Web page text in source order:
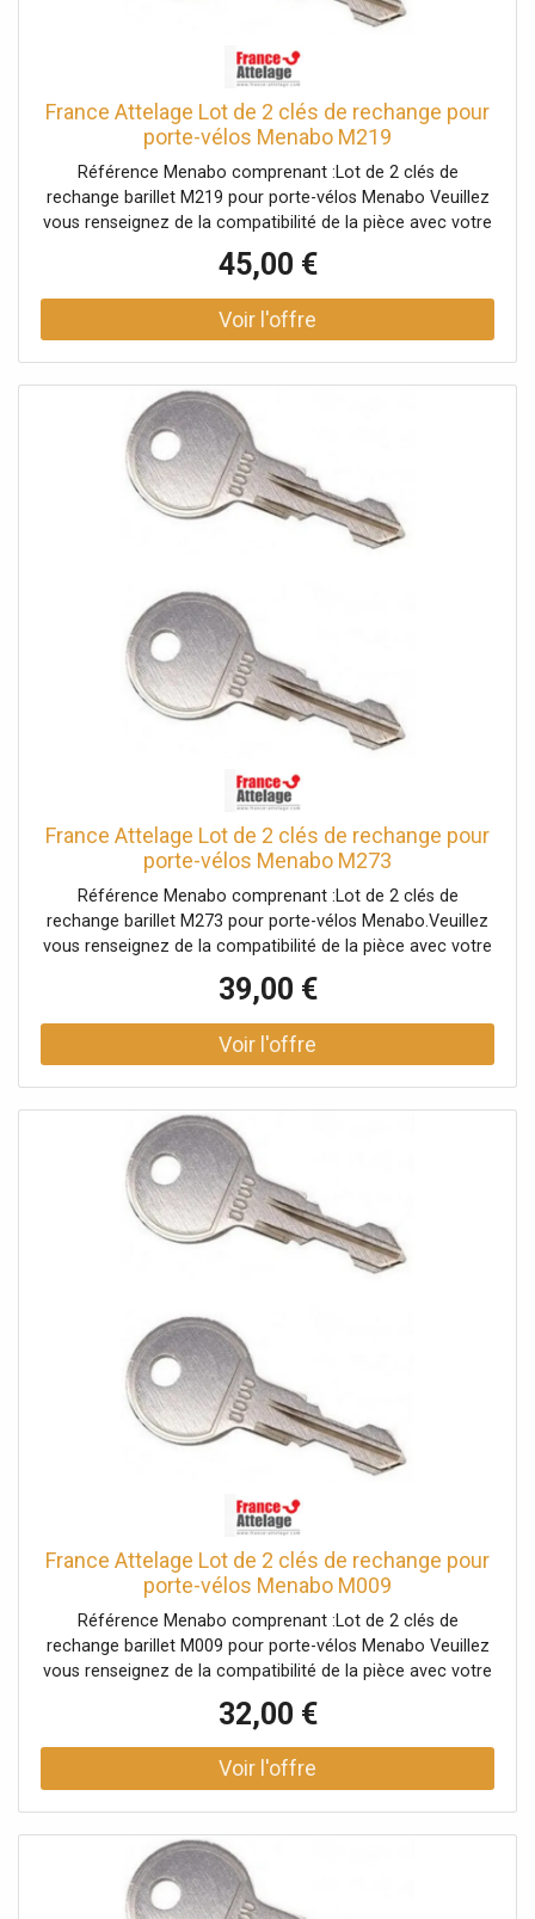
France Attelage Lot de 2 clés de rechange pour
porte-vélos Menabo M219
Référence Menabo comprenant :Lot de 2 clés de
rechange barillet M219 pour porte-vélos Menabo Veuillez
vous renseignez de la compatibilité de la pièce avec votre
porte-vélos auprès d'un conseiller.
45,00 €
France Attelage Lot de 2 clés de rechange pour
porte-vélos Menabo M273
Référence Menabo comprenant :Lot de 2 clés de
rechange barillet M273 pour porte-vélos Menabo.Veuillez
vous renseignez de la compatibilité de la pièce avec votre
39,00 €
France Attelage Lot de 2 clés de rechange pour
porte-vélos Menabo M009
Référence Menabo comprenant :Lot de 2 clés de
rechange barillet M009 pour porte-vélos Menabo Veuillez
vous renseignez de la compatibilité de la pièce avec votre
32,00 €